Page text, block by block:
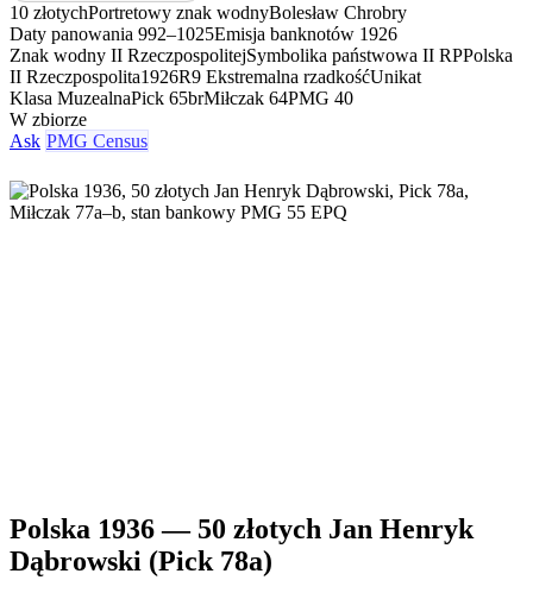
10 złotychPortretowy znak wodnyBolesław Chrobry
Daty panowania 992–1025Emisja banknotów 1926
Znak wodny II RzeczpospolitejSymbolika państwowa II RPPolska
II Rzeczpospolita1926R9 Ekstremalna rzadkośćUnikat
Klasa MuzealnaPick 65brMiłczak 64PMG 40
W zbiorze
Ask PMG Census
Polska 1936 — 50 złotych Jan Henryk
Dąbrowski (Pick 78a)